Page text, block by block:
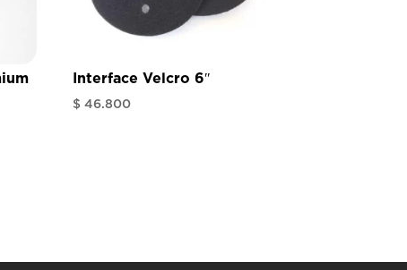
Interface Velcro 6″
$ 46.800